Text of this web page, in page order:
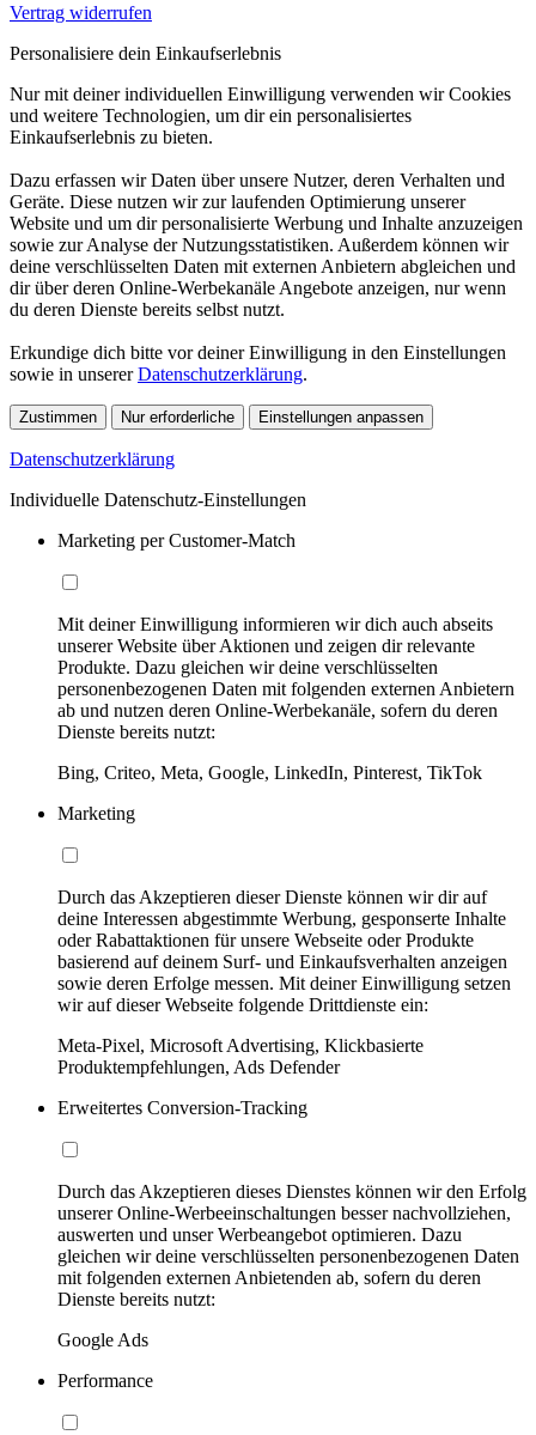
Vertrag widerrufen
Personalisiere dein Einkaufserlebnis
Nur mit deiner individuellen Einwilligung verwenden wir Cookies
und weitere Technologien, um dir ein personalisiertes
Einkaufserlebnis zu bieten.
Dazu erfassen wir Daten über unsere Nutzer, deren Verhalten und
Geräte. Diese nutzen wir zur laufenden Optimierung unserer
Website und um dir personalisierte Werbung und Inhalte anzuzeigen
sowie zur Analyse der Nutzungsstatistiken. Außerdem können wir
deine verschlüsselten Daten mit externen Anbietern abgleichen und
dir über deren Online-Werbekanäle Angebote anzeigen, nur wenn
du deren Dienste bereits selbst nutzt.
Erkundige dich bitte vor deiner Einwilligung in den Einstellungen
sowie in unsererDatenschutzerklärung.
Zustimmen Nur erforderliche Einstellungen anpassen
Datenschutzerklärung
Individuelle Datenschutz-Einstellungen
Marketing per Customer-Match
Mit deiner Einwilligung informieren wir dich auch abseits
unserer Website über Aktionen und zeigen dir relevante
Produkte. Dazu gleichen wir deine verschlüsselten
personenbezogenen Daten mit folgenden externen Anbietern
ab und nutzen deren Online-Werbekanäle, sofern du deren
Dienste bereits nutzt:
Bing, Criteo, Meta, Google, LinkedIn, Pinterest, TikTok
Marketing
Durch das Akzeptieren dieser Dienste können wir dir auf
deine Interessen abgestimmte Werbung, gesponserte Inhalte
oder Rabattaktionen für unsere Webseite oder Produkte
basierend auf deinem Surf- und Einkaufsverhalten anzeigen
sowie deren Erfolge messen. Mit deiner Einwilligung setzen
wir auf dieser Webseite folgende Drittdienste ein:
Meta-Pixel, Microsoft Advertising, Klickbasierte
Produktempfehlungen, Ads Defender
Erweitertes Conversion-Tracking
Durch das Akzeptieren dieses Dienstes können wir den Erfolg
unserer Online-Werbeeinschaltungen besser nachvollziehen,
auswerten und unser Werbeangebot optimieren. Dazu
gleichen wir deine verschlüsselten personenbezogenen Daten
mit folgenden externen Anbietenden ab, sofern du deren
Dienste bereits nutzt:
Google Ads
Performance